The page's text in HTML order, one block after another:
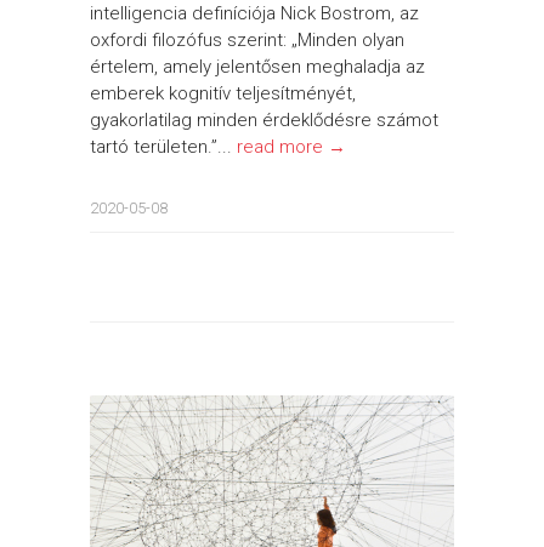
intelligencia definíciója Nick Bostrom, az
oxfordi filozófus szerint: „Minden olyan
értelem, amely jelentősen meghaladja az
emberek kognitív teljesítményét,
gyakorlatilag minden érdeklődésre számot
tartó területen.”... read more →
2020-05-08